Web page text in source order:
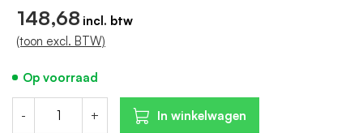
148,68
(toon excl. BTW)
- + In winkelwagen
Op voorraad